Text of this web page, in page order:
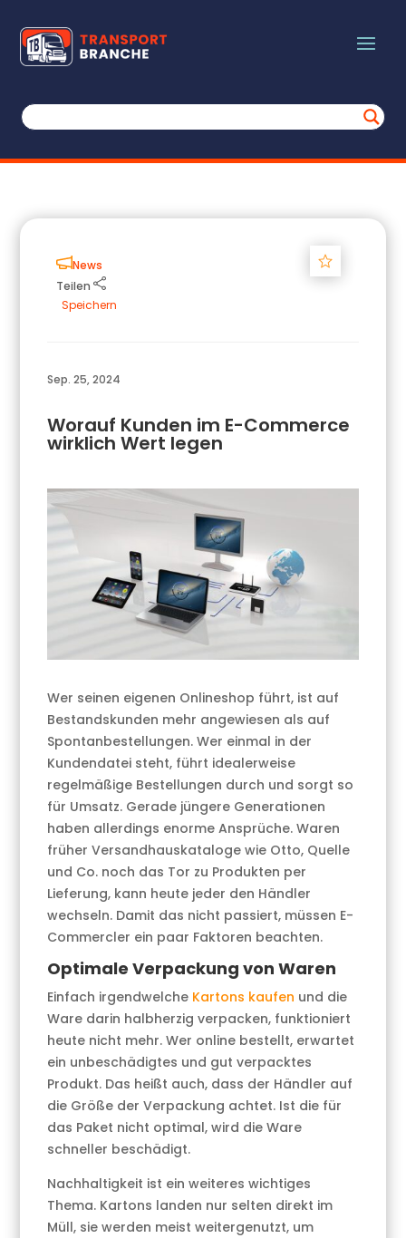
News
Teilen
Speichern
Track
Sep. 25, 2024
Worauf Kunden im E-Commerce
wirklich Wert legen
Wer seinen eigenen Onlineshop führt, ist auf
Bestandskunden mehr angewiesen als auf
Spontanbestellungen. Wer einmal in der
Kundendatei steht, führt idealerweise
regelmäßige Bestellungen durch und sorgt so
für Umsatz. Gerade jüngere Generationen
haben allerdings enorme Ansprüche. Waren
früher Versandhauskataloge wie Otto, Quelle
und Co. noch das Tor zu Produkten per
Lieferung, kann heute jeder den Händler
wechseln. Damit das nicht passiert, müssen E-
Commercler ein paar Faktoren beachten.
Optimale Verpackung von Waren
Einfach irgendwelche Kartons kaufen und die
Ware darin halbherzig verpacken, funktioniert
heute nicht mehr. Wer online bestellt, erwartet
ein unbeschädigtes und gut verpacktes
Produkt. Das heißt auch, dass der Händler auf
die Größe der Verpackung achtet. Ist die für
das Paket nicht optimal, wird die Ware
schneller beschädigt.
Nachhaltigkeit ist ein weiteres wichtiges
Thema. Kartons landen nur selten direkt im
Müll, sie werden meist weitergenutzt, um